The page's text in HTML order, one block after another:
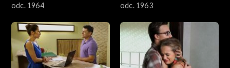
odc. 1964
odc. 1963